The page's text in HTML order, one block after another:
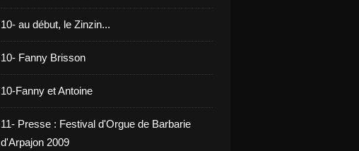
10- au début, le Zinzin...
10- Fanny Brisson
10-Fanny et Antoine
11- Presse : Festival d'Orgue de Barbarie
d'Arpajon 2009